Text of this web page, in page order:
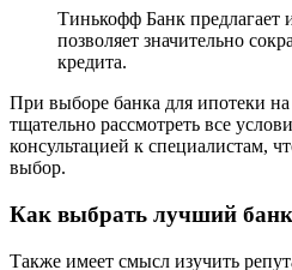
Тинькофф Банк предлагает
позволяет значительно
кредита.
При выборе банка для ипотеки
тщательно рассмотреть все
консультацией к специалистам,
выбор.
Как выбрать лучший
Также имеет смысл изучить